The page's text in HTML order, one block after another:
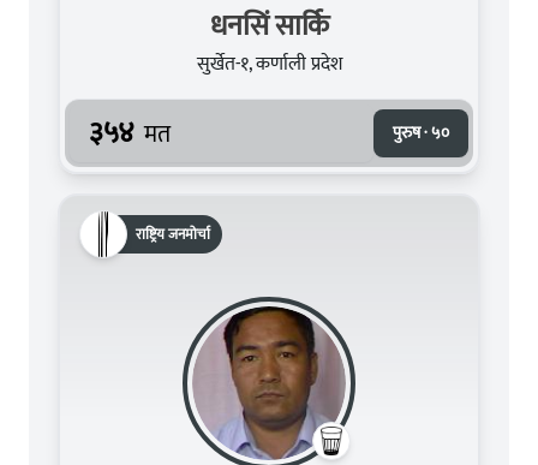
धनसिं सार्कि
सुर्खेत-१, कर्णाली प्रदेश
३५४ मत पुरुष · ५०
राष्ट्रिय जनमोर्चा